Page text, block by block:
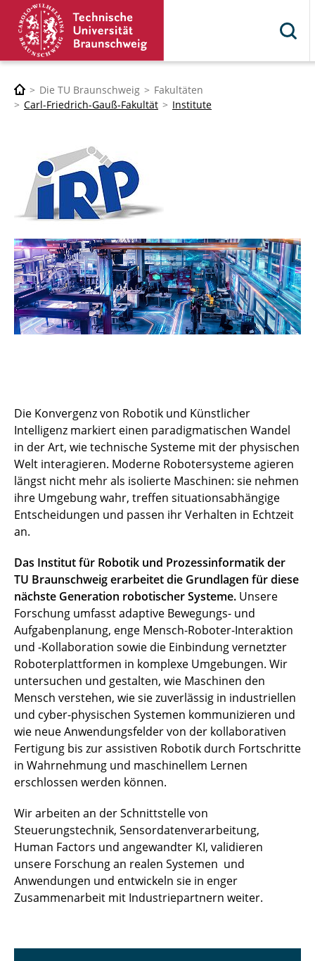
Die TU Braunschweig
Fakultäten
Carl-Friedrich-Gauß-Fakultät
Institute
Die Konvergenz von Robotik und Künstlicher
Intelligenz markiert einen paradigmatischen Wandel
in der Art, wie technische Systeme mit der physischen
Welt interagieren. Moderne Robotersysteme agieren
längst nicht mehr als isolierte Maschinen: sie nehmen
ihre Umgebung wahr, treffen situationsabhängige
Entscheidungen und passen ihr Verhalten in Echtzeit
an.
Das Institut für Robotik und Prozessinformatik der
TU Braunschweig erarbeitet die Grundlagen für diese
nächste Generation robotischer Systeme. Unsere
Forschung umfasst adaptive Bewegungs- und
Aufgabenplanung, enge Mensch-Roboter-Interaktion
und -Kollaboration sowie die Einbindung vernetzter
Roboterplattformen in komplexe Umgebungen. Wir
untersuchen und gestalten, wie Maschinen den
Mensch verstehen, wie sie zuverlässig in industriellen
und cyber-physischen Systemen kommunizieren und
wie neue Anwendungsfelder von der kollaborativen
Fertigung bis zur assistiven Robotik durch Fortschritte
in Wahrnehmung und maschinellem Lernen
erschlossen werden können.
Wir arbeiten an der Schnittstelle von
Steuerungstechnik, Sensordatenverarbeitung,
Human Factors und angewandter KI, validieren
unsere Forschung an realen Systemen und
Anwendungen und entwickeln sie in enger
Zusammenarbeit mit Industriepartnern weiter.